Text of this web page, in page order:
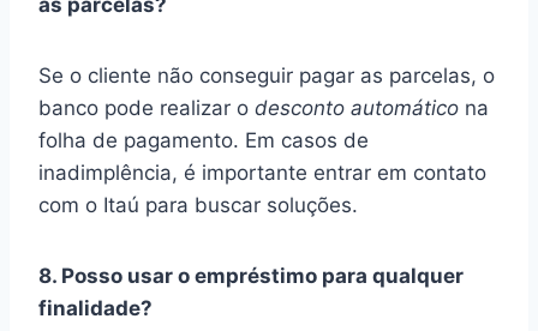
Se o cliente não conseguir pagar as parcelas, o
banco pode realizar o desconto automático na
folha de pagamento. Em casos de
inadimplência, é importante entrar em contato
com o Itaú para buscar soluções.
8. Posso usar o empréstimo para qualquer
finalidade?